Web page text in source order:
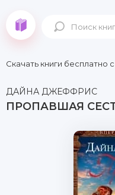
Скачать книги бесплатно c
ДАЙНА ДЖЕФФРИС
ПРОПАВШАЯ